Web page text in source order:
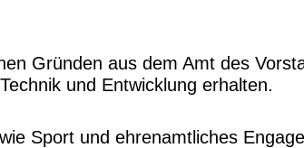
Gründen aus dem Amt des
und Entwicklung erhalten.
Sport und ehrenamtliches